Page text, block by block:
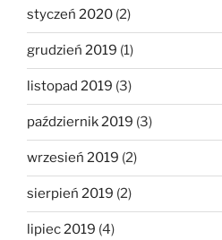
styczeń 2020 (2)
grudzień 2019 (1)
listopad 2019 (3)
październik 2019 (3)
wrzesień 2019 (2)
sierpień 2019 (2)
lipiec 2019 (4)